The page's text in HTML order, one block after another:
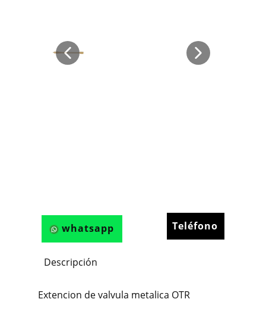
whatsapp Teléfono
Descripción
Extencion de valvula metalica OTR